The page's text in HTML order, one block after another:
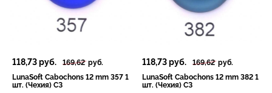
118,73руб. 169,62 руб.
LunaSoft Cabochons 12 mm 357 1
шт. (Чехия) СЗ
118,73руб. 169,62 руб.
LunaSoft Cabochons 12 mm 382 1
шт. (Чехия) СЗ